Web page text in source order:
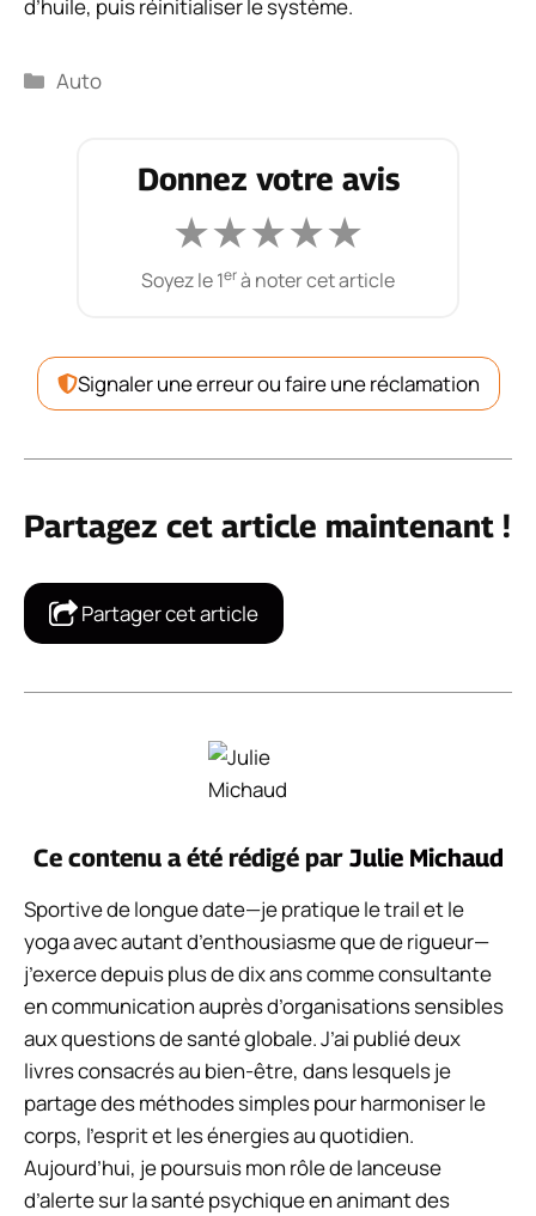
d’huile, puis réinitialiser le système.
Catégories
Auto
Donnez votre avis
★★★★★
Soyez le 1erà noter cet article
Signaler une erreur ou faire une réclamation
Partagez cet article maintenant !
Partager cet article
Ce contenu a été rédigé par Julie Michaud
Sportive de longue date—je pratique le trail et le
yoga avec autant d’enthousiasme que de rigueur—
j’exerce depuis plus de dix ans comme consultante
en communication auprès d’organisations sensibles
aux questions de santé globale. J’ai publié deux
livres consacrés au bien-être, dans lesquels je
partage des méthodes simples pour harmoniser le
corps, l’esprit et les énergies au quotidien.
Aujourd’hui, je poursuis mon rôle de lanceuse
d’alerte sur la santé psychique en animant des